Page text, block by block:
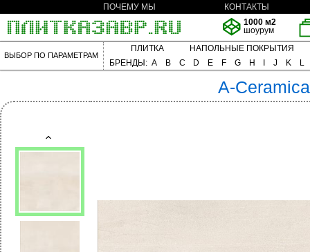
ПОЧЕМУ МЫ
КОНТАКТЫ
1000 м2
шоурум
ВЫБОР ПО ПАРАМЕТРАМ
ПЛИТКА
НАПОЛЬНЫЕ ПОКРЫТИЯ
БРЕНДЫ: A B C D E F G H J K L
A-Ceramica